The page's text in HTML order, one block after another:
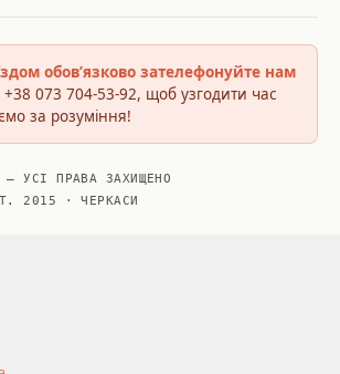
обов’язково зателефонуйте нам
073 704-53-92, щоб узгодити час
за розуміння!
УСІ ПРАВА ЗАХИЩЕНО
2015 · ЧЕРКАСИ